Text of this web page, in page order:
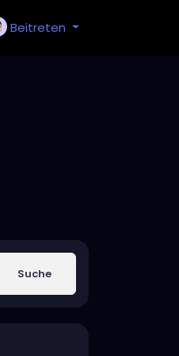
Beitreten
Suche